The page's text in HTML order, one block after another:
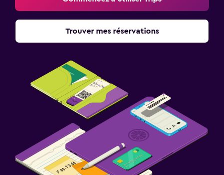
Trouver mes réservations